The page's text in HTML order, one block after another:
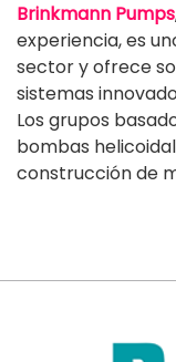
Brinkmann Pumps
experiencia, es
sector y ofrece
sistemas
Los grupos
bombas
construcción de